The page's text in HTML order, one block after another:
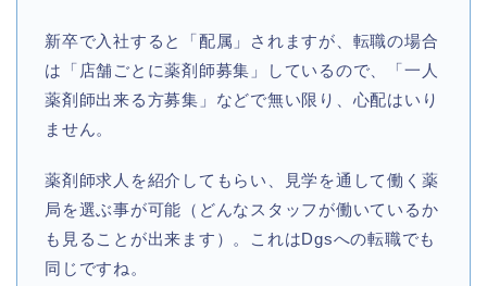
新卒で入社すると「配属」されますが、転職の場合
は「店舗ごとに薬剤師募集」しているので、「一人
薬剤師出来る方募集」などで無い限り、心配はいり
ません。
薬剤師求人を紹介してもらい、見学を通して働く薬
局を選ぶ事が可能（どんなスタッフが働いているか
も見ることが出来ます）。これはDgsへの転職でも
同じですね。